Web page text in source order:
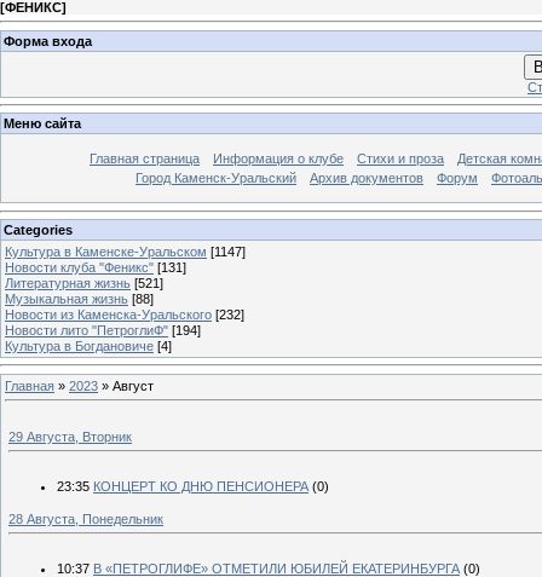
[ФЕНИКС]
Форма входа
Меню сайта
Главная страница Информация о клубе Стихи и проза
Детская
Город Каменск-Уральский
Архив документов Форум
Categories
Культура в Каменске-Уральском [1147]
Новости клуба "Феникс" [131]
Литературная жизнь [521]
Музыкальная жизнь [88]
Новости из Каменска-Уральского [232]
Новости лито "ПетроглиФ" [194]
Культура в Богдановиче [4]
Главная » 2023 » Август
29 Августа, Вторник
23:35 КОНЦЕРТ КО ДНЮ ПЕНСИОНЕРА (0)
28 Августа, Понедельник
10:37 В «ПЕТРОГЛИФЕ» ОТМЕТИЛИ ЮБИЛЕЙ ЕКАТЕРИНБУРГА (0)